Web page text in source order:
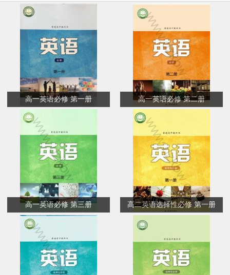
高一英语必修 第一册 高一英语必修 第二册
高一英语必修 第三册 高二英语选择性必修 第一册